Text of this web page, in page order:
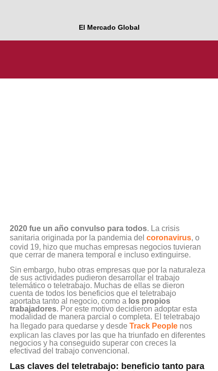
El Mercado Global
2020 fue un año convulso para todos. La crisis
sanitaria originada por la pandemia del coronavirus, o
covid 19, hizo que muchas empresas negocios tuvieran
que cerrar de manera temporal e incluso extinguirse.
Sin embargo, hubo otras empresas que por la naturaleza
de sus actividades pudieron desarrollar el trabajo
telemático o teletrabajo. Muchas de ellas se dieron
cuenta de todos los beneficios que el teletrabajo
aportaba tanto al negocio, como a los propios
trabajadores. Por este motivo decidieron adoptar esta
modalidad de manera parcial o completa. El teletrabajo
ha llegado para quedarse y desde Track People nos
explican las claves por las que ha triunfado en diferentes
negocios y ha conseguido superar con creces la
efectivad del trabajo convencional.
Las claves del teletrabajo: beneficio tanto para